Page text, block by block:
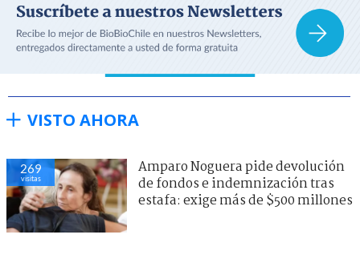
VISTO AHORA
269
visitas
Amparo Noguera pide devolución
de fondos e indemnización tras
estafa: exige más de $500 millones